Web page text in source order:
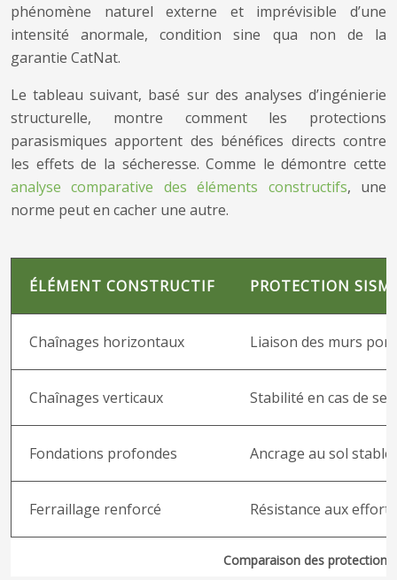
phénomène naturel externe et imprévisible d’une
intensité anormale, condition sine qua non de la
garantie CatNat.
Le tableau suivant, basé sur des analyses d’ingénierie
structurelle, montre comment les protections
parasismiques apportent des bénéfices directs contre
les effets de la sécheresse. Comme le démontre cette
analyse comparative des éléments constructifs, une
norme peut en cacher une autre.
Comparaison des
ÉLÉMENT CONSTRUCTIF PROTECTION
Chaînages horizontaux Liaison des murs
Chaînages verticaux Stabilité en cas de
Fondations profondes Ancrage au sol stable
Ferraillage renforcé Résistance aux